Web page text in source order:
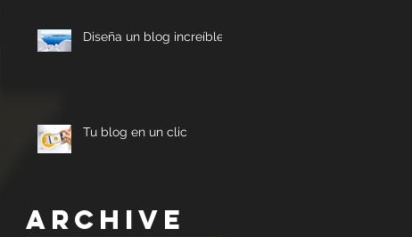
Diseña un blog increíble
Tu blog en un clic
Archive